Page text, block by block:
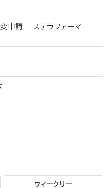
変申請 ステラファーマ
金
ウィークリー